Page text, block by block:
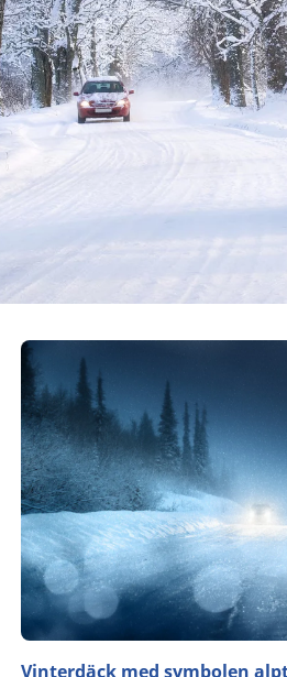
Vinterdäck med symbolen